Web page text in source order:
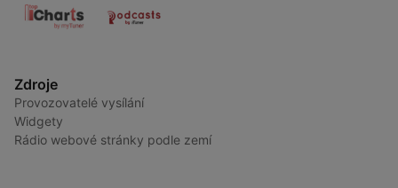
Zdroje
Provozovatelé vysílání
Widgety
Rádio webové stránky podle zemí